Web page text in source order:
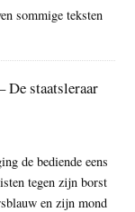
sommige teksten
De staatsleraar
de bediende eens
tegen zijn borst
en zijn mond